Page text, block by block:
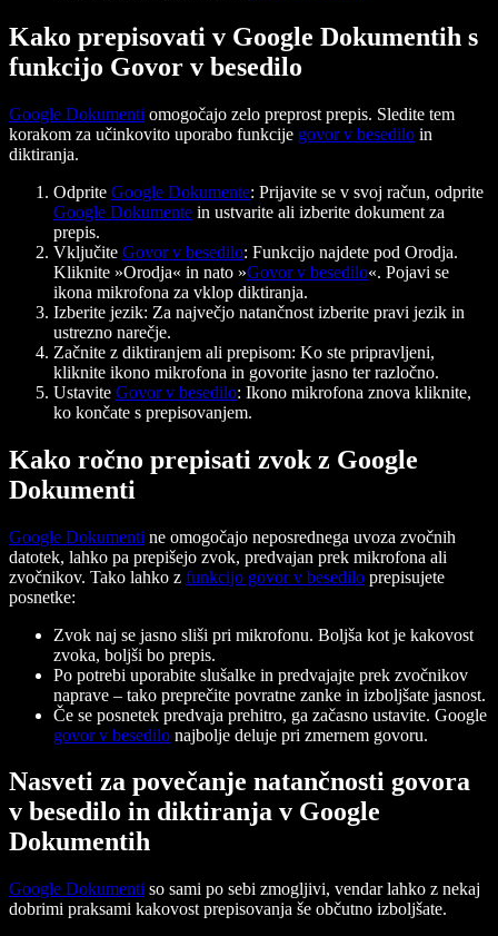
Kako prepisovati v Google Dokumentih s
funkcijo Govor v besedilo
Google Dokumenti omogočajo zelo preprost prepis. Sledite tem
korakom za učinkovito uporabo funkcije govor v besedilo in
diktiranja.
Odprite Google Dokumente: Prijavite se v svoj račun, odprite
Google Dokumente in ustvarite ali izberite dokument za
prepis.
Vključite Govor v besedilo: Funkcijo najdete pod Orodja.
Kliknite »Orodja« in nato »Govor v besedilo«. Pojavi se
ikona mikrofona za vklop diktiranja.
Izberite jezik: Za največjo natančnost izberite pravi jezik in
ustrezno narečje.
Začnite z diktiranjem ali prepisom: Ko ste pripravljeni,
kliknite ikono mikrofona in govorite jasno ter razločno.
Ustavite Govor v besedilo: Ikono mikrofona znova kliknite,
ko končate s prepisovanjem.
Kako ročno prepisati zvok z Google
Dokumenti
Google Dokumenti ne omogočajo neposrednega uvoza zvočnih
datotek, lahko pa prepišejo zvok, predvajan prek mikrofona ali
zvočnikov. Tako lahko z funkcijo govor v besedilo prepisujete
posnetke:
Zvok naj se jasno sliši pri mikrofonu. Boljša kot je kakovost
zvoka, boljši bo prepis.
Po potrebi uporabite slušalke in predvajajte prek zvočnikov
naprave – tako preprečite povratne zanke in izboljšate jasnost.
Če se posnetek predvaja prehitro, ga začasno ustavite. Google
govor v besedilo najbolje deluje pri zmernem govoru.
Nasveti za povečanje natančnosti govora
v besedilo in diktiranja v Google
Dokumentih
Google Dokumenti so sami po sebi zmogljivi, vendar lahko z nekaj
dobrimi praksami kakovost prepisovanja še občutno izboljšate.